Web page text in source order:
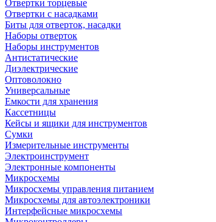
Отвертки торцевые
Отвертки с насадками
Биты для отверток, насадки
Наборы отверток
Наборы инструментов
Антистатические
Диэлектрические
Оптоволокно
Универсальные
Емкости для хранения
Кассетницы
Кейсы и ящики для инструментов
Сумки
Измерительные инструменты
Электроинструмент
Электронные компоненты
Микросхемы
Микросхемы управления питанием
Микросхемы для автоэлектроники
Интерфейсные микросхемы